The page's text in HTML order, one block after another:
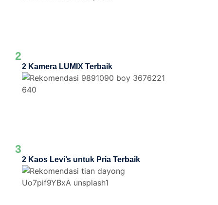
2
2 Kamera LUMIX Terbaik
3
2 Kaos Levi’s untuk Pria Terbaik